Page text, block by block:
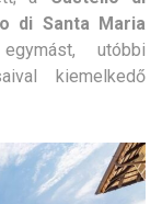
di Santa Maria
utóbbi
kiemelkedő